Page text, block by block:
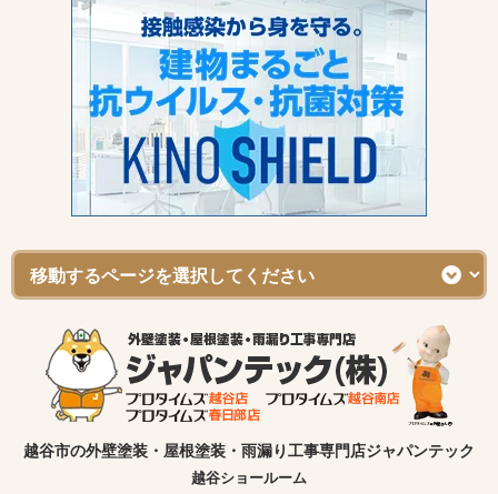
越谷市の外壁塗装・屋根塗装・雨漏り工事専門店ジャパンテック
越谷ショールーム